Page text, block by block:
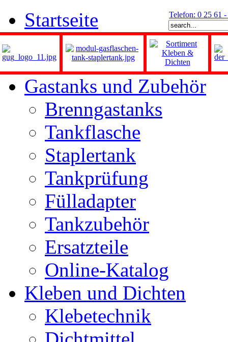
Telefon: 0 25 61
Startseite
Gastanks und Zubehör
Brenngastanks
Tankflasche
Staplertank
Tankprüfung
Fülladapter
Tankzubehör
Ersatzteile
Online-Katalog
Kleben und Dichten
Klebetechnik